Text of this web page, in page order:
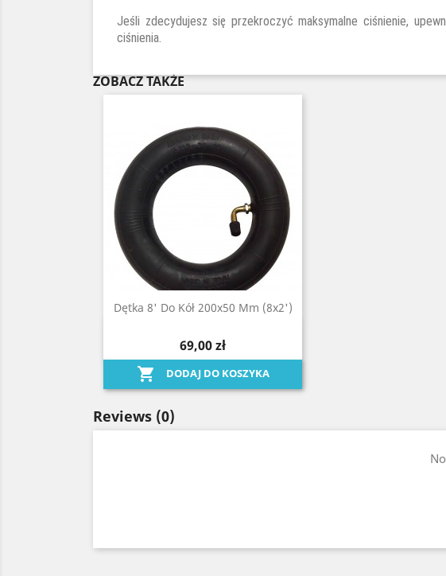
Jeśli zdecydujesz się przekroczyć maksymalne ciśnienie,
ciśnienia.
ZOBACZ TAKŻE
Dętka 8' Do Kół 200x50 Mm (8x2')
69,00 zł
 DODAJ DO KOSZYKA
Reviews (0)